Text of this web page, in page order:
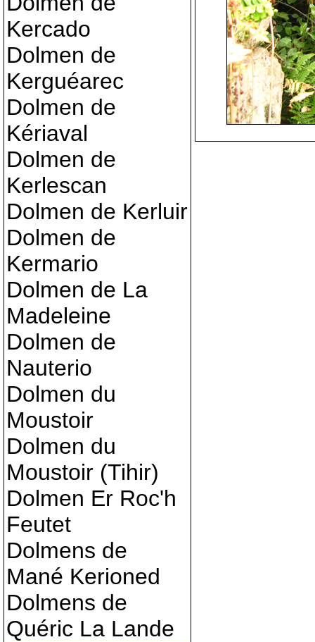
Kercado
Dolmen de
Kerguéarec
Dolmen de
Kériaval
Dolmen de
Kerlescan
Dolmen de Kerluir
Dolmen de
Kermario
Dolmen de La
Madeleine
Dolmen de
Nauterio
Dolmen du
Moustoir
Dolmen du
Moustoir (Tihir)
Dolmen Er Roc'h
Feutet
Dolmens de
Mané Kerioned
Dolmens de
Quéric La Lande